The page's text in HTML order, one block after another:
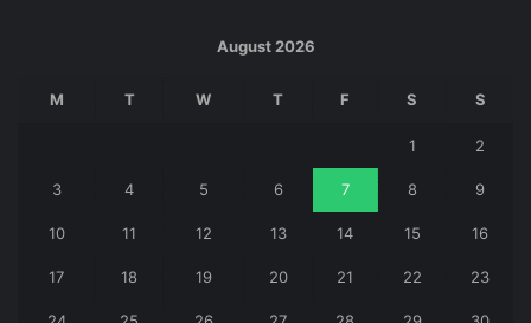
August 2026
M T W T F S S
1 2
3 4 5 6 7 8 9
10 11 12 13 14 15 16
17 18 19 20 21 22 23